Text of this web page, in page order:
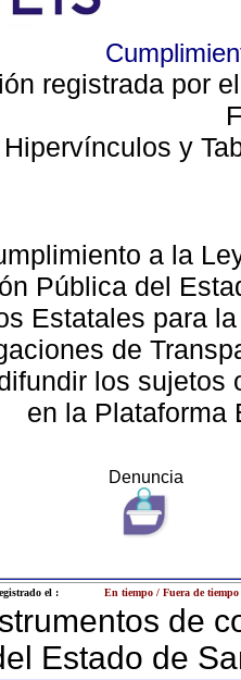
registrada por
Hipervínculos y
a la
Pública del
Estatales para
de
los sujetos
en la Plataforma
Denuncia
el : En tiempo / Fuera de tiempo
de
Estado de